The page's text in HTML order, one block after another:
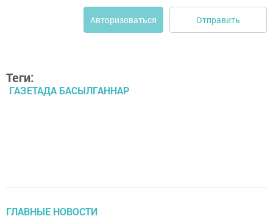
Авторизоваться Отправить
Теги:
ГАЗЕТАДА БАСЫЛГАННАР
ГЛАВНЫЕ НОВОСТИ